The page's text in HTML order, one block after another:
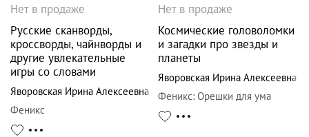
Нет в продаже
Русские сканворды,
кроссворды, чайнворды и
другие увлекательные
игры со словами
Яворовская Ирина Алексеевна
Феникс
Нет в продаже
Космические головоломки
и загадки про звезды и
планеты
Яворовская Ирина Алексеевна
Феникс: Орешки для ума